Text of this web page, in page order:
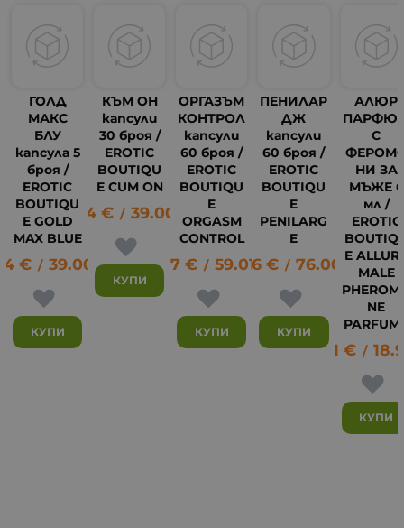
ГОЛД
МАКС
БЛУ
капсула 5
броя /
EROTIC
BOUTIQU
E GOLD
MAX BLUE
€ / 39.00 лв.
КУПИ
КЪМ ОН
капсули
30 броя /
EROTIC
BOUTIQU
E CUM ON
19.94 € / 39.00 лв.
КУПИ
ОРГАЗЪМ
КОНТРОЛ
капсули
60 броя /
EROTIC
BOUTIQU
E
ORGASM
CONTROL
30.17 € / 59.01 лв.
КУПИ
ПЕНИЛАР
ДЖ
капсули
60 броя /
EROTIC
BOUTIQU
E
PENILARG
E
38.86 € / 76.00 лв.
КУПИ
АЛЮР
С
НИ ЗА
МЪЖЕ 6
мл /
EROTIC
E
MALE
NE
9.71 € /
КУПИ